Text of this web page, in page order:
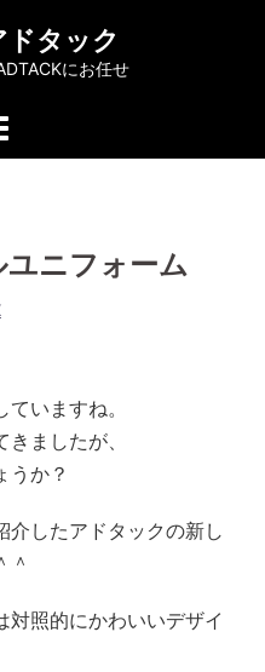
ドタック
にお任せ
ニフォーム
いますね。
ましたが、
うか？
介したアドタックの新し
＾
対照的にかわいいデザイ